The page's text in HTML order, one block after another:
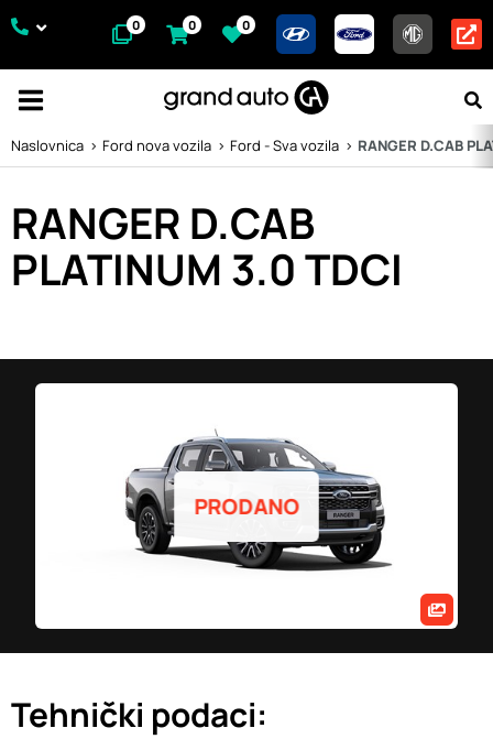
0 0 0
Naslovnica Ford nova vozila Ford - Sva vozila RANGER D.CAB
RANGER D.CAB
PLATINUM 3.0 TDCI
PRODANO
Tehnički podaci: